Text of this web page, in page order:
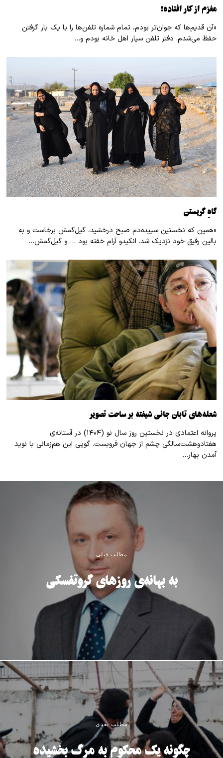
مغزم از کار افتاده!
«آن قدیم‌ها که جوان‌تر بودم، تمام شماره تلفن‌ها را با یک بار گرفتن
حفظ می‌شدم. دفتر تلفن سیار اهل خانه بودم و…
گاهِ گریستن
«همین که نخستین سپیده‌دم صبح درخشید، گیل‌گمش برخاست و به
بالین رفیق خود نزدیک شد. انکیدو آرام خفته بود … و گیل‌گمش…
شعله‌های تابان جانی شیفته بر ساحت تصویر
پروانه اعتمادی در نخستین روز سال نو (۱۴۰۴) در آستانه‌ی
هفتادوهشت‌سالگی چشم از جهان فروبست. گویی این هم‌زمانی با نوید
آمدن بهار…
مطلب قبلی
به بهانه‌ی روزهای گروتفسکی
مطلب بعدی
چگونه یک محکوم به مرگ بخشیده